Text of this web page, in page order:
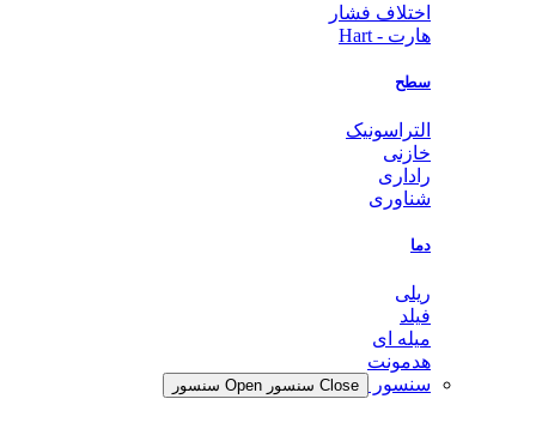
اختلاف فشار
هارت - Hart
سطح
التراسونیک
خازنی
راداری
شناوری
دما
ریلی
فیلد
میله ای
هدمونت
سنسور
Close سنسور Open سنسور